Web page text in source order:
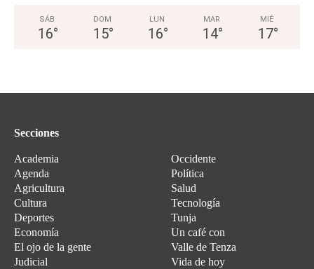
SÁB
16°
DOM
15°
LUN
16°
MAR
14°
MIÉ
17°
Secciones
Academia
Agenda
Agricultura
Cultura
Deportes
Economía
El ojo de la gente
Judicial
Occidente
Política
Salud
Tecnología
Tunja
Un café con
Valle de Tenza
Vida de hoy